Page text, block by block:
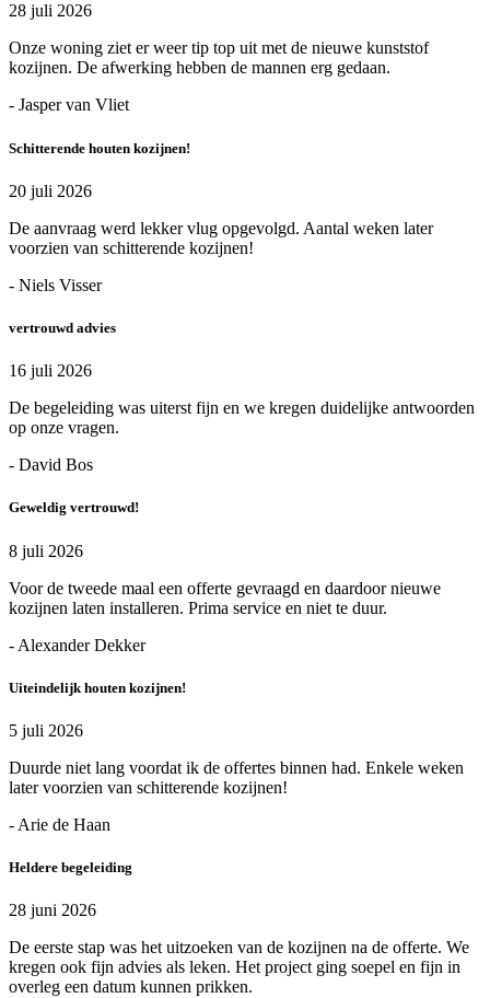
28 juli 2026
Onze woning ziet er weer tip top uit met de nieuwe kunststof
kozijnen. De afwerking hebben de mannen erg gedaan.
- Jasper van Vliet
Schitterende houten kozijnen!
20 juli 2026
De aanvraag werd lekker vlug opgevolgd. Aantal weken later
voorzien van schitterende kozijnen!
- Niels Visser
vertrouwd advies
16 juli 2026
De begeleiding was uiterst fijn en we kregen duidelijke antwoorden
op onze vragen.
- David Bos
Geweldig vertrouwd!
8 juli 2026
Voor de tweede maal een offerte gevraagd en daardoor nieuwe
kozijnen laten installeren. Prima service en niet te duur.
- Alexander Dekker
Uiteindelijk houten kozijnen!
5 juli 2026
Duurde niet lang voordat ik de offertes binnen had. Enkele weken
later voorzien van schitterende kozijnen!
- Arie de Haan
Heldere begeleiding
28 juni 2026
De eerste stap was het uitzoeken van de kozijnen na de offerte. We
kregen ook fijn advies als leken. Het project ging soepel en fijn in
overleg een datum kunnen prikken.